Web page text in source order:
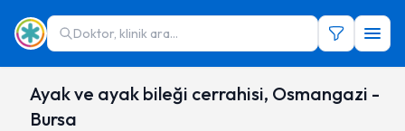
Doktor, klinik ara...
Ayak ve ayak bileği cerrahisi, Osmangazi -
Bursa